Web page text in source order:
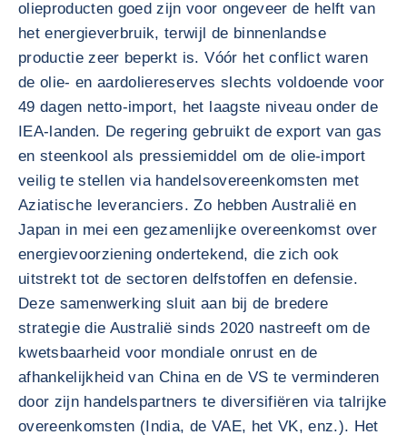
olieproducten goed zijn voor ongeveer de helft van
het energieverbruik, terwijl de binnenlandse
productie zeer beperkt is. Vóór het conflict waren
de olie- en aardoliereserves slechts voldoende voor
49 dagen netto-import, het laagste niveau onder de
IEA-landen. De regering gebruikt de export van gas
en steenkool als pressiemiddel om de olie-import
veilig te stellen via handelsovereenkomsten met
Aziatische leveranciers. Zo hebben Australië en
Japan in mei een gezamenlijke overeenkomst over
energievoorziening ondertekend, die zich ook
uitstrekt tot de sectoren delfstoffen en defensie.
Deze samenwerking sluit aan bij de bredere
strategie die Australië sinds 2020 nastreeft om de
kwetsbaarheid voor mondiale onrust en de
afhankelijkheid van China en de VS te verminderen
door zijn handelspartners te diversifiëren via talrijke
overeenkomsten (India, de VAE, het VK, enz.). Het